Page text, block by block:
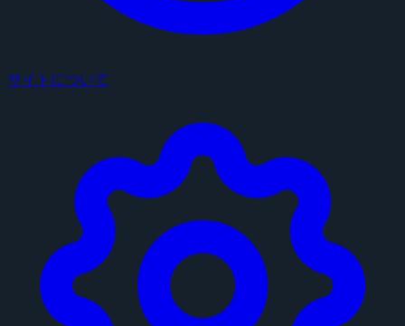
サイトについて